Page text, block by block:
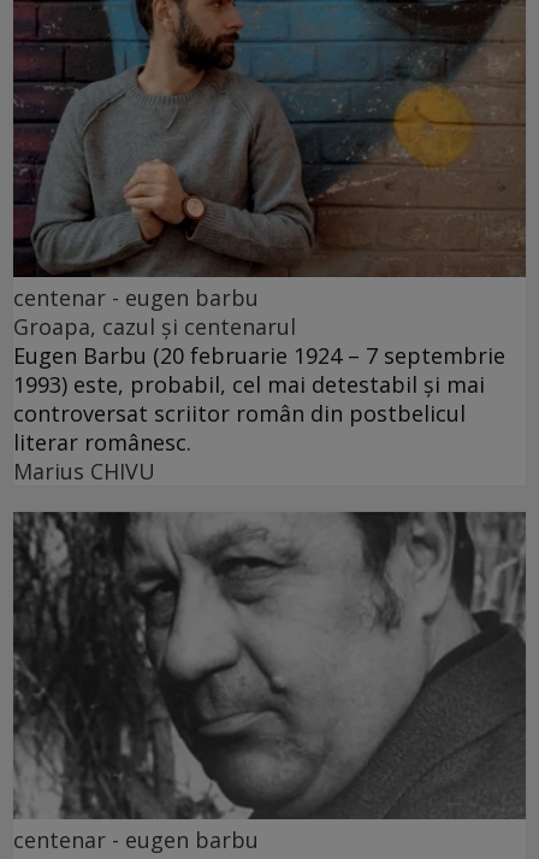
centenar - eugen barbu
Groapa, cazul și centenarul
Eugen Barbu (20 februarie 1924 – 7 septembrie
1993) este, probabil, cel mai detestabil și mai
controversat scriitor român din postbelicul
literar românesc.
Marius CHIVU
centenar - eugen barbu